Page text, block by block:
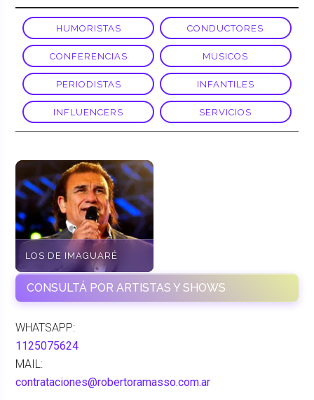
HUMORISTAS CONDUCTORES
CONFERENCIAS MUSICOS
PERIODISTAS INFANTILES
INFLUENCERS SERVICIOS
LOS DE IMAGUARÉ
CONSULTÁ POR ARTISTAS Y SHOWS
WHATSAPP:
1125075624
MAIL:
contrataciones@robertoramasso.com.ar